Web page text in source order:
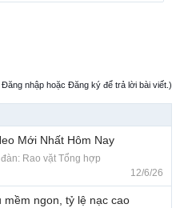
Đăng nhập hoặc Đăng ký để trả lời bài viết.)
Mới Nhất Hôm Nay
Rao vặt Tổng hợp
12/6/26
mềm ngon, tỷ lệ nạc cao